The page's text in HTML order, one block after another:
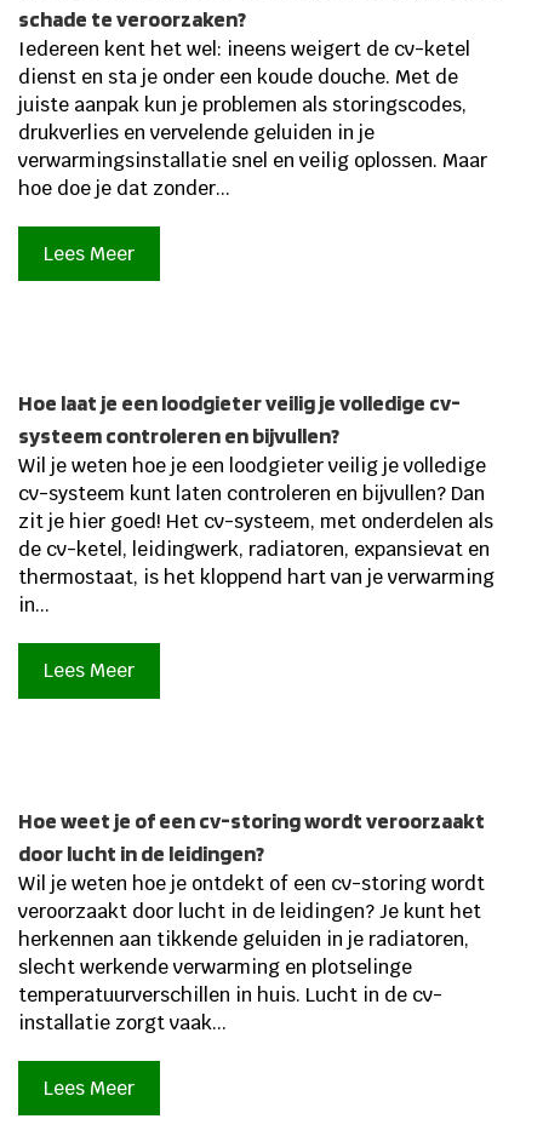
schade te veroorzaken?
Iedereen kent het wel: ineens weigert de cv-ketel
dienst en sta je onder een koude douche. Met de
juiste aanpak kun je problemen als storingscodes,
drukverlies en vervelende geluiden in je
verwarmingsinstallatie snel en veilig oplossen. Maar
hoe doe je dat zonder...
Lees Meer
Hoe laat je een loodgieter veilig je volledige cv-
systeem controleren en bijvullen?
Wil je weten hoe je een loodgieter veilig je volledige
cv-systeem kunt laten controleren en bijvullen? Dan
zit je hier goed! Het cv-systeem, met onderdelen als
de cv-ketel, leidingwerk, radiatoren, expansievat en
thermostaat, is het kloppend hart van je verwarming
in...
Lees Meer
Hoe weet je of een cv-storing wordt veroorzaakt
door lucht in de leidingen?
Wil je weten hoe je ontdekt of een cv-storing wordt
veroorzaakt door lucht in de leidingen? Je kunt het
herkennen aan tikkende geluiden in je radiatoren,
slecht werkende verwarming en plotselinge
temperatuurverschillen in huis. Lucht in de cv-
installatie zorgt vaak...
Lees Meer